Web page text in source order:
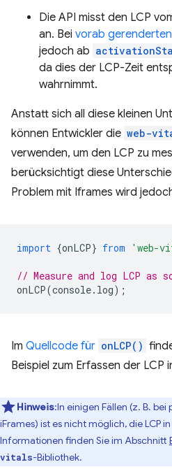
Die API misst den LCP
an. Bei vorab
jedoch ab
da dies der LCP-Zeit
wahrnimmt.
Anstatt sich all diese kleinen
können Entwickler die web-
verwenden, um den LCP zu
berücksichtigt diese
Problem mit Iframes wird
import {onLCP} from 'web-
// Measure and log LCP
onLCP(console. log);
Im Quellcode für onLCP()
Beispiel zum Erfassen der LCP
Hinweis:In einigen Fällen (z. B.
iFrames) ist es nicht möglich, die LCP
Informationen finden Sie im Abschnitt
vitals-Bibliothek.